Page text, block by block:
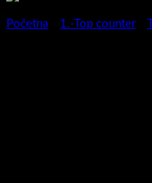
Početna 1.-Top counter